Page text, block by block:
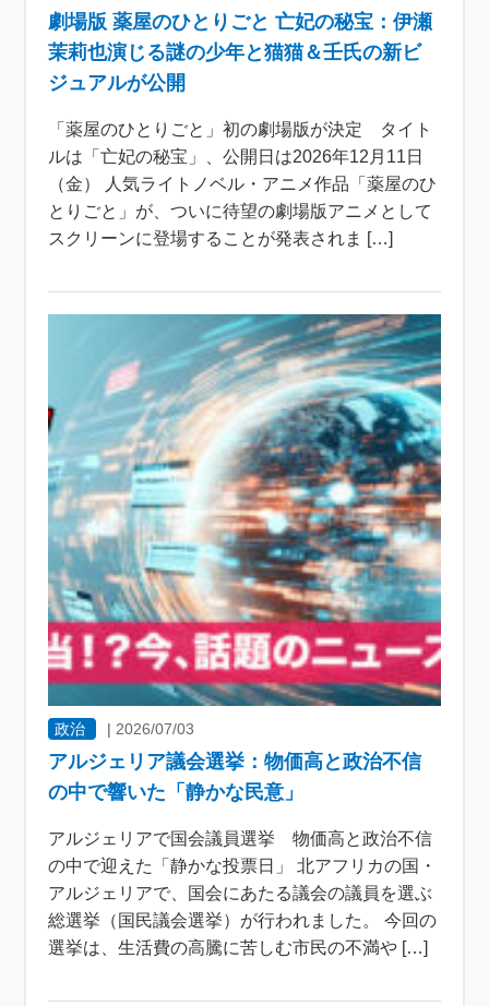
劇場版 薬屋のひとりごと 亡妃の秘宝：伊瀬
茉莉也演じる謎の少年と猫猫＆壬氏の新ビ
ジュアルが公開
「薬屋のひとりごと」初の劇場版が決定 タイト
ルは「亡妃の秘宝」、公開日は2026年12月11日
（金） 人気ライトノベル・アニメ作品「薬屋のひ
とりごと」が、ついに待望の劇場版アニメとして
スクリーンに登場することが発表されま […]
政治 | 2026/07/03
アルジェリア議会選挙：物価高と政治不信
の中で響いた「静かな民意」
アルジェリアで国会議員選挙 物価高と政治不信
の中で迎えた「静かな投票日」 北アフリカの国・
アルジェリアで、国会にあたる議会の議員を選ぶ
総選挙（国民議会選挙）が行われました。 今回の
選挙は、生活費の高騰に苦しむ市民の不満や […]